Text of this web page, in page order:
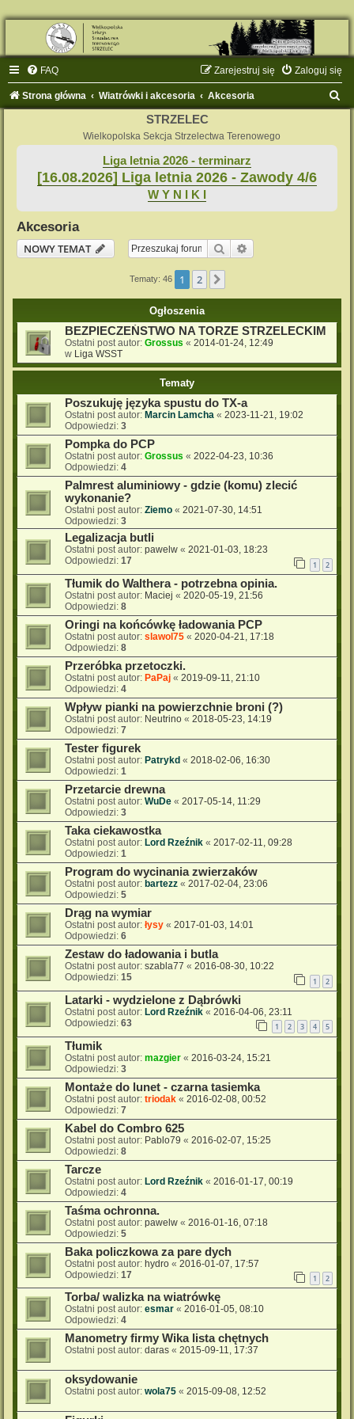
FAQ Zaloguj się
Zarejestruj się
Strona główna Wiatrówki i akcesoria Akcesoria
STRZELEC
Wielkopolska Sekcja Strzelectwa Terenowego
Liga letnia 2026 - terminarz
[16.08.2026] Liga letnia 2026 - Zawody 4/6
W Y N I K I
Akcesoria
NOWY TEMAT
Szukaj
Tematy: 46 1 2
Ogłoszenia
BEZPIECZEŃSTWO NA TORZE STRZELECKIM
Ostatni post autor: Grossus « 2014-01-24, 12:49
w Liga WSST
Tematy
Poszukuję języka spustu do TX-a
Ostatni post autor: Marcin Lamcha « 2023-11-21, 19:02
Odpowiedzi: 3
Pompka do PCP
Ostatni post autor: Grossus « 2022-04-23, 10:36
Odpowiedzi: 4
Palmrest aluminiowy - gdzie (komu) zlecić
wykonanie?
Ostatni post autor: Ziemo « 2021-07-30, 14:51
Odpowiedzi: 3
Legalizacja butli
Ostatni post autor: pawelw « 2021-01-03, 18:23
Odpowiedzi: 17 1 2
Tłumik do Walthera - potrzebna opinia.
Ostatni post autor: Maciej « 2020-05-19, 21:56
Odpowiedzi: 8
Oringi na końcówkę ładowania PCP
Ostatni post autor: slawol75 « 2020-04-21, 17:18
Odpowiedzi: 8
Przeróbka przetoczki.
Ostatni post autor: PaPaj « 2019-09-11, 21:10
Odpowiedzi: 4
Wpływ pianki na powierzchnie broni (?)
Ostatni post autor: Neutrino « 2018-05-23, 14:19
Odpowiedzi: 7
Tester figurek
Ostatni post autor: Patrykd « 2018-02-06, 16:30
Odpowiedzi: 1
Przetarcie drewna
Ostatni post autor: WuDe « 2017-05-14, 11:29
Odpowiedzi: 3
Taka ciekawostka
Ostatni post autor: Lord Rzeźnik « 2017-02-11, 09:28
Odpowiedzi: 1
Program do wycinania zwierzaków
Ostatni post autor: bartezz « 2017-02-04, 23:06
Odpowiedzi: 5
Drąg na wymiar
Ostatni post autor: łysy « 2017-01-03, 14:01
Odpowiedzi: 6
Zestaw do ładowania i butla
Ostatni post autor: szabla77 « 2016-08-30, 10:22
Odpowiedzi: 15 1 2
Latarki - wydzielone z Dąbrówki
Ostatni post autor: Lord Rzeźnik « 2016-04-06, 23:11
Odpowiedzi: 63 1 2 3 4 5
Tłumik
Ostatni post autor: mazgier « 2016-03-24, 15:21
Odpowiedzi: 3
Montaże do lunet - czarna tasiemka
Ostatni post autor: triodak « 2016-02-08, 00:52
Odpowiedzi: 7
Kabel do Combro 625
Ostatni post autor: Pablo79 « 2016-02-07, 15:25
Odpowiedzi: 8
Tarcze
Ostatni post autor: Lord Rzeźnik « 2016-01-17, 00:19
Odpowiedzi: 4
Taśma ochronna.
Ostatni post autor: pawelw « 2016-01-16, 07:18
Odpowiedzi: 5
Baka policzkowa za pare dych
Ostatni post autor: hydro « 2016-01-07, 17:57
Odpowiedzi: 17 1 2
Torba/ walizka na wiatrówkę
Ostatni post autor: esmar « 2016-01-05, 08:10
Odpowiedzi: 4
Manometry firmy Wika lista chętnych
Ostatni post autor: daras « 2015-09-11, 17:37
oksydowanie
Ostatni post autor: wola75 « 2015-09-08, 12:52